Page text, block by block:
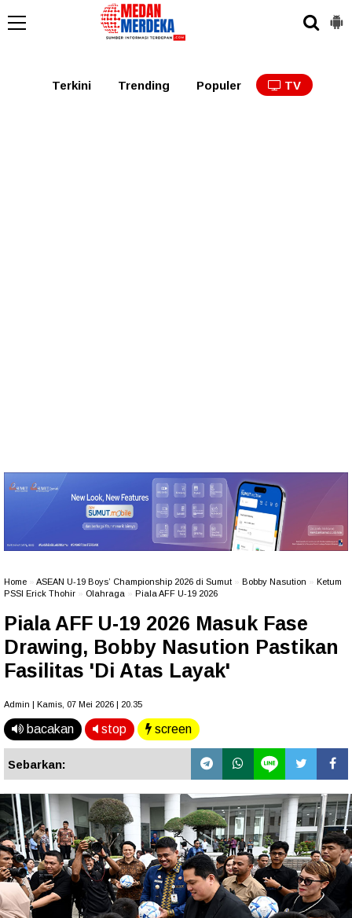
Tabagsel Tapanuli
Terkini Trending Populer TV
Home ASEAN U-19 Boys’ Championship 2026 di Sumut Bobby Nasution
Ketum
PSSI Erick Thohir
Olahraga Piala AFF U-19 2026
Piala AFF U-19 2026 Masuk Fase
Drawing, Bobby Nasution Pastikan
Fasilitas 'Di Atas Layak'
Admin | Kamis, 07 Mei 2026 | 20.35
bacakan stop screen
Sebarkan: